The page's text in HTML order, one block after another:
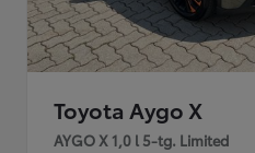
Toyota Aygo X
AYGO X 1,0 l 5-tg. Limited